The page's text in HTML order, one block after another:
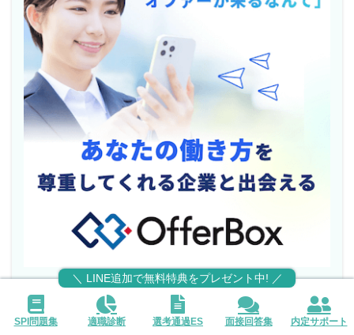
あなたの経験や強みをもとに15,366社以上の優良
企業から特別招待が届く
SPI問題集 適職診断 選考通過ES 面接回答集 内定サポート
＼ LINE追加で無料特典をプレゼント中! ／